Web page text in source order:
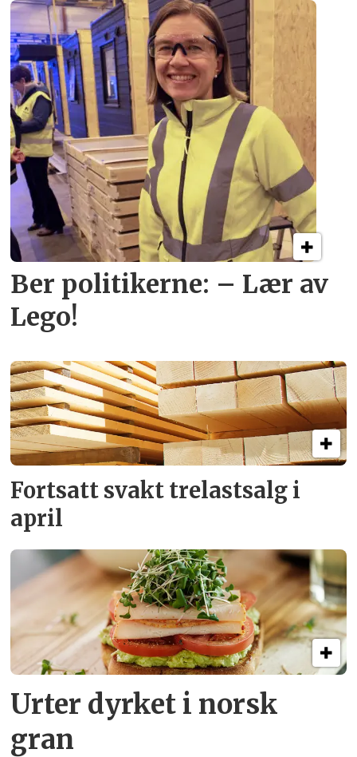
Ber politikerne: – Lær av
Lego!
Fortsatt svakt trelastsalg i
april
Urter dyrket i norsk
gran